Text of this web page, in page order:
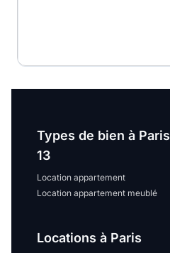
Types de bien à Paris
13
Location appartement
Location appartement meublé
Locations à Paris